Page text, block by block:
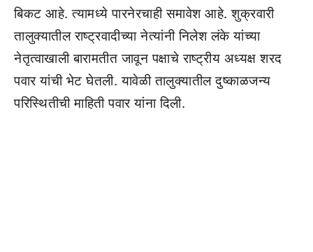
बिकट आहे. त्यामध्ये पारनेरचाही समावेश आहे. शुक्रवारी
तालुक्यातील राष्ट्रवादीच्या नेत्यांनी निलेश लंके यांच्या
नेतृत्वाखाली बारामतीत जावून पक्षाचे राष्ट्रीय अध्यक्ष शरद
पवार यांची भेट घेतली. यावेळी तालुक्यातील दुष्काळजन्य
परिस्थितीची माहिती पवार यांना दिली.